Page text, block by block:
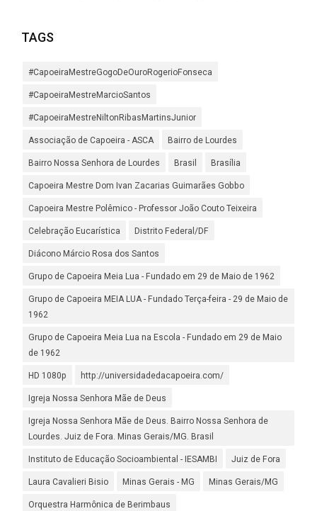
TAGS
#CapoeiraMestreGogoDeOuroRogerioFonseca
#CapoeiraMestreMarcioSantos
#CapoeiraMestreNiltonRibasMartinsJunior
Associação de Capoeira - ASCA Bairro de Lourdes
Bairro Nossa Senhora de Lourdes Brasil Brasília
Capoeira Mestre Dom Ivan Zacarias Guimarães Gobbo
Capoeira Mestre Polêmico - Professor João Couto Teixeira
Celebração Eucarística Distrito Federal/DF
Diácono Márcio Rosa dos Santos
Grupo de Capoeira Meia Lua - Fundado em 29 de Maio de 1962
Grupo de Capoeira MEIA LUA - Fundado Terça-feira - 29 de Maio de
1962
Grupo de Capoeira Meia Lua na Escola - Fundado em 29 de Maio
de 1962
HD 1080p http://universidadedacapoeira.com/
Igreja Nossa Senhora Mãe de Deus
Igreja Nossa Senhora Mãe de Deus. Bairro Nossa Senhora de
Lourdes. Juiz de Fora. Minas Gerais/MG. Brasil
Instituto de Educação Socioambiental - IESAMBI Juiz de Fora
Laura Cavalieri Bisio Minas Gerais - MG Minas Gerais/MG
Orquestra Harmônica de Berimbaus